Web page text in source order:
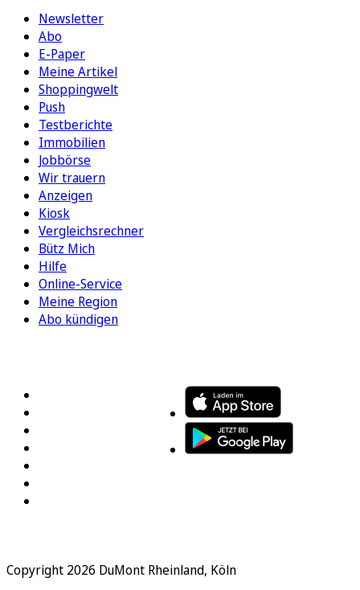
Newsletter
Abo
E-Paper
Meine Artikel
Shoppingwelt
Push
Testberichte
Immobilien
Jobbörse
Wir trauern
Anzeigen
Kiosk
Vergleichsrechner
Bütz Mich
Hilfe
Online-Service
Meine Region
Abo kündigen
Copyright 2026 DuMont Rheinland, Köln